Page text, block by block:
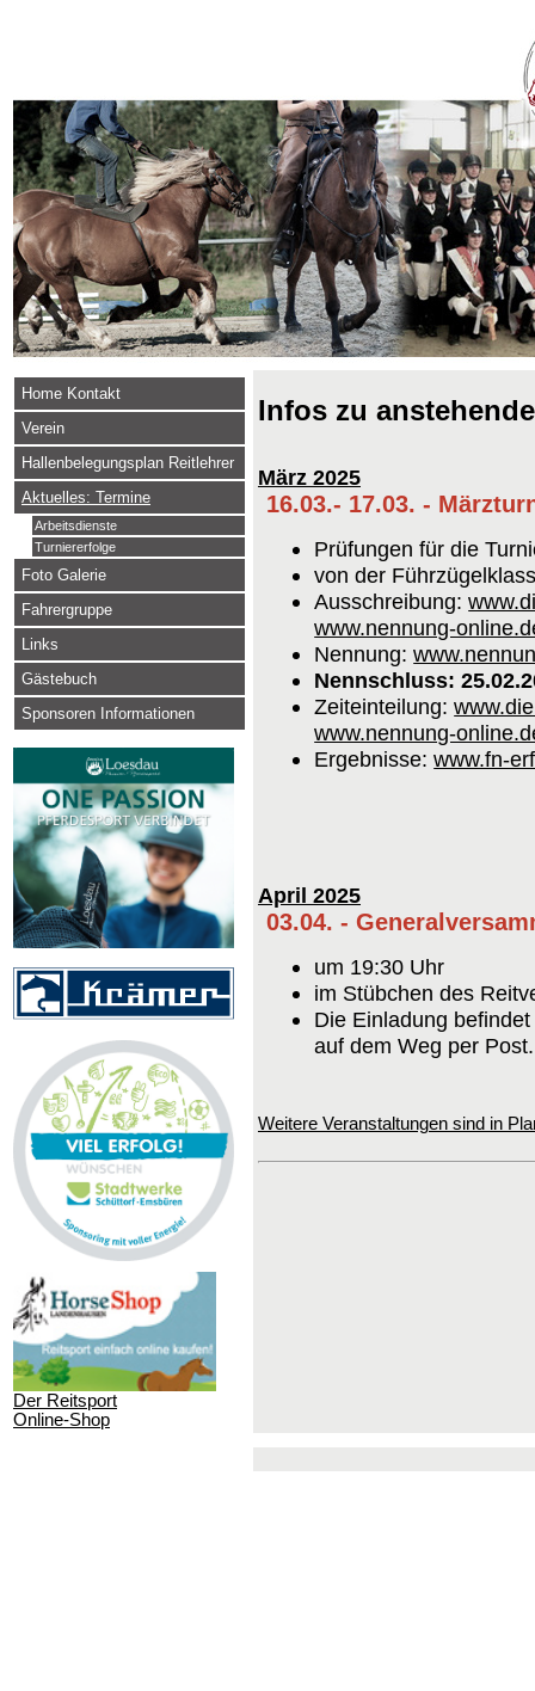
Home Kontakt
Verein
Hallenbelegungsplan Reitlehrer
Aktuelles: Termine
Arbeitsdienste
Turniererfolge
Foto Galerie
Fahrergruppe
Links
Gästebuch
Sponsoren Informationen
Der Reitsport
Online-Shop
Infos zu
März 2025
16.03.- 17.03. -
Prüfungen für die
von der
Ausschreibung:
www.nennung-
Nennung:
Nennschluss:
Zeiteinteilung:
www.nennung-
Ergebnisse:www.fn-
April 2025
03.04. -
um 19:30 Uhr
im Stübchen des
Die Einladung
auf dem Weg per Post.
Weitere Veranstaltungen sind in